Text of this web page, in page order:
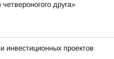
друга»
инвестиционных проектов